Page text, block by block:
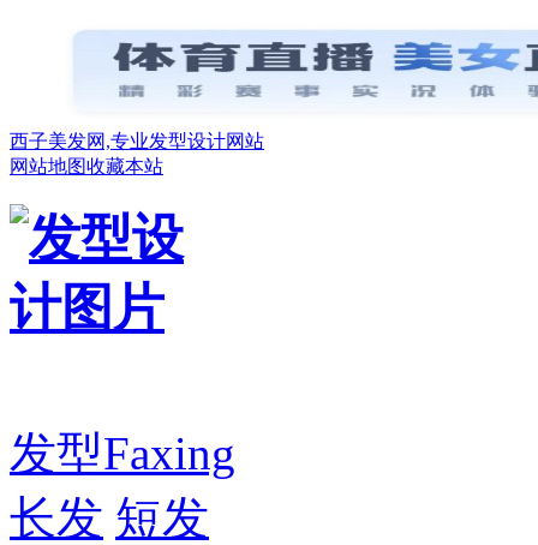
西子美发网,专业发型设计网站
网站地图收藏本站
发型Faxing
长发 短发